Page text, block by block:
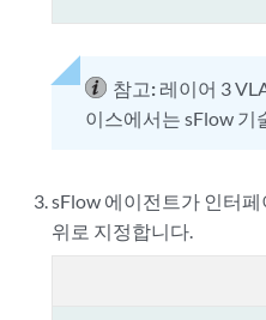
참고: 레이어 3
이스에서는 sFlow 기
sFlow 에이전트가 인터
위로 지정합니다.